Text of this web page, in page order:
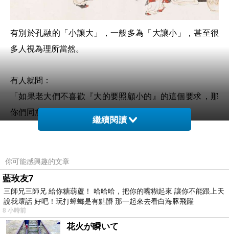
有別於孔融的「小讓大」，一般多為「大讓小」，甚至很
多人視為理所當然。
有人就問：
「如果老大們不喜歡『大的要照顧小的』的這個要求，那
你們同意『小的聽大的話嗎？』
在幼稚園混齡班也是會請大的協助小的孩子，而小的孩子
幼有序的概念被妖魔化？
那是否弟弟妹妹們也可以不需要聽從哥
樣的手足之情跟陌生人也沒太大差異？長大自然很疏遠
吧！」
繼續閱讀
你可能感興趣的文章
藍玫友7
三師兄三師兄 給你糖葫蘆！ 哈哈哈，把你的嘴糊起來 讓你不能跟上天
說我壞話 好吧！玩打蟑螂是有點髒 那一起來去看白海豚飛躍
8 小時前
花火が瞬いて